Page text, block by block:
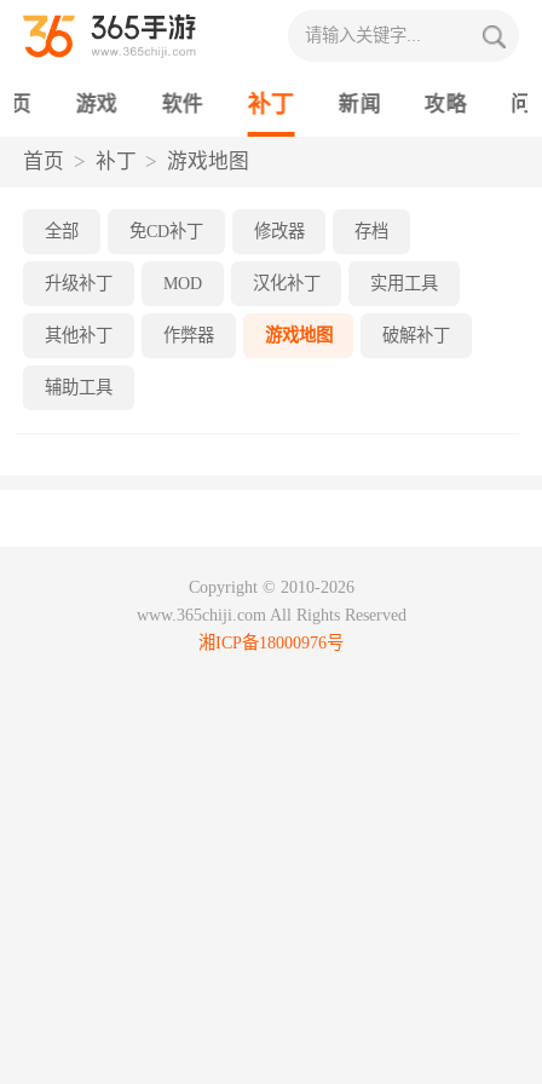
页 游戏 软件 补丁 新闻 攻略 问
首页 补丁 游戏地图
全部 免CD补丁 修改器 存档
升级补丁 MOD 汉化补丁 实用工具
其他补丁 作弊器 游戏地图 破解补丁
辅助工具
Copyright © 2010-2026
www.365chiji.com All Rights Reserved
湘ICP备18000976号